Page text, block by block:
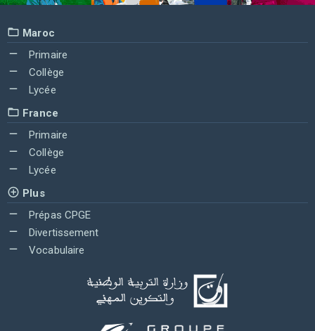
Maroc
Primaire
Collège
Lycée
France
Primaire
Collège
Lycée
Plus
Prépas CPGE
Divertissement
Vocabulaire